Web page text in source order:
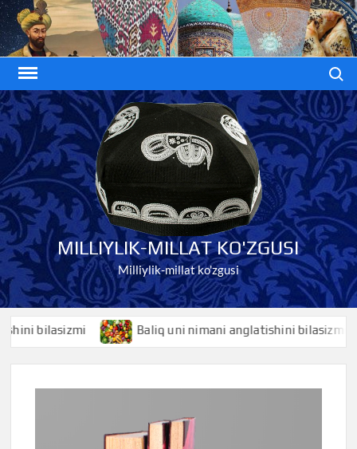
Skip
to
content
MILLIYLIK-MILLAT KO'ZGUSI
Milliylik-millat ko'zgusi
bilasizmi Baliq uni nimani anglatishini bilasizmi